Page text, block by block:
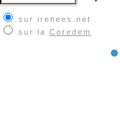
sur irenees.net
sur la Coredem